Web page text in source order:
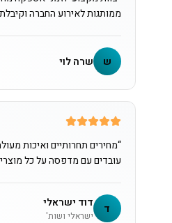
ממותגות לאירוע החברה
ש שרה לוי
“מחירים תחרותיים ואיכות
עובדים עם מדפסה על כל
ד דוד ישראלי
ישראלי ושות'